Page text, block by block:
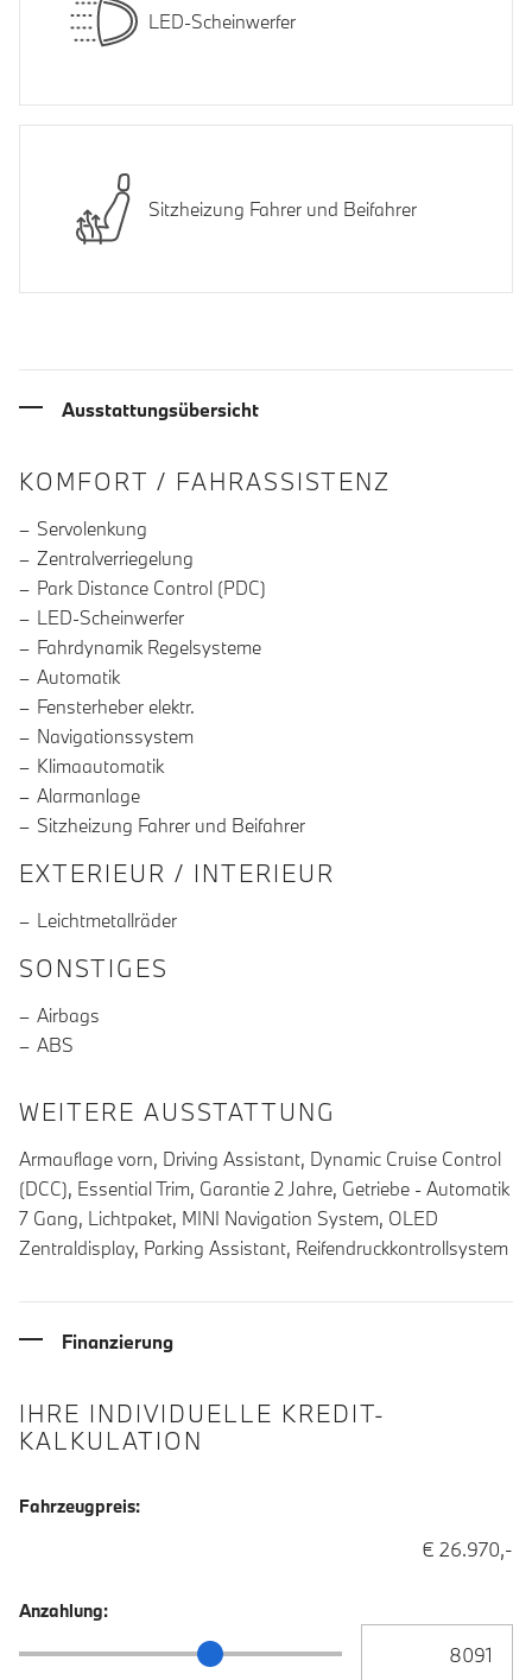
LED-Scheinwerfer
Sitzheizung Fahrer und Beifahrer
Ausstattungsübersicht
INFORMATIONEN ÜBER DIE
KOMFORT / FAHRASSISTENZ
Servolenkung
Zentralverriegelung
Park Distance Control (PDC)
LED-Scheinwerfer
Fahrdynamik Regelsysteme
Automatik
Fensterheber elektr.
Navigationssystem
Klimaautomatik
Alarmanlage
Sitzheizung Fahrer und Beifahrer
EXTERIEUR / INTERIEUR
Leichtmetallräder
SONSTIGES
Airbags
ABS
WEITERE AUSSTATTUNG
Armauflage vorn, Driving Assistant, Dynamic Cruise Control
(DCC), Essential Trim, Garantie 2 Jahre, Getriebe - Automatik
7 Gang, Lichtpaket, MINI Navigation System, OLED
Zentraldisplay, Parking Assistant, Reifendruckkontrollsystem
Finanzierung
IHRE INDIVIDUELLE KREDIT-
KALKULATION
Fahrzeugpreis:
€ 26.970,-
Anzahlung:
Anzahlung Schieberegler